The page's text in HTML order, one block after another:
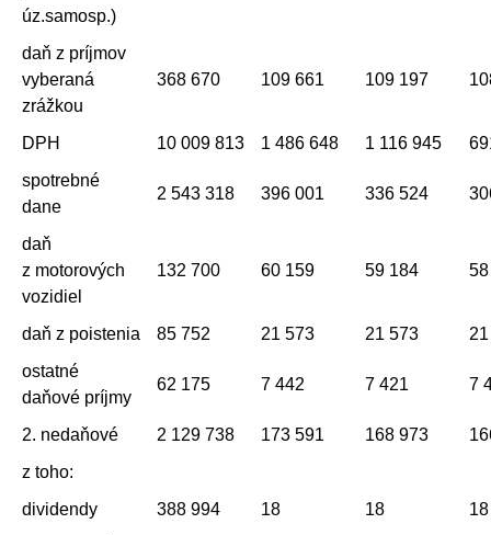
úz.samosp.)
daň z príjmov
vyberaná
zrážkou
368 670 109 661 109 197
DPH 10 009 813 1 486 648 1 116 945
spotrebné
dane
2 543 318 396 001 336 524
daň
z motorových
vozidiel
132 700 60 159 59 184
daň z poistenia 85 752 21 573 21 573
ostatné
daňové príjmy
62 175 7 442 7 421 7
2. nedaňové 2 129 738 173 591 168 973
z toho:
dividendy
388 994 18 18
18